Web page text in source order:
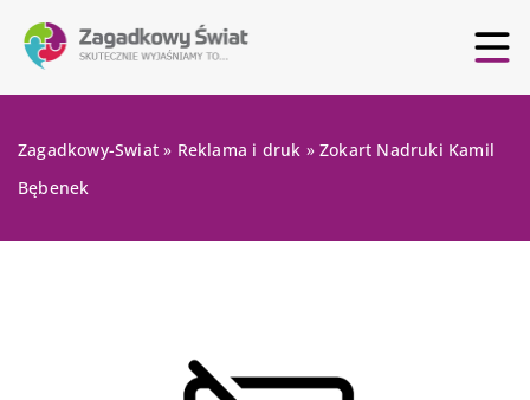
Zagadkowy-Swiat » Reklama i druk »Zokart Nadruki Kamil
Bębenek